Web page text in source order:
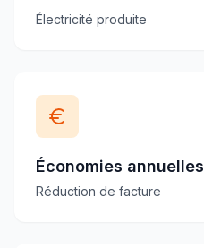
Électricité produite
Économies annuelles
Réduction de facture